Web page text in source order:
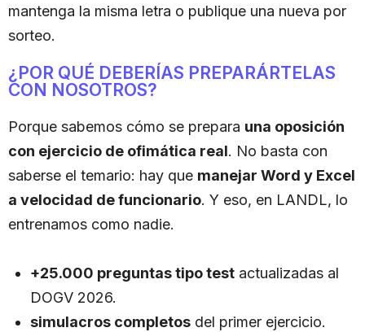
mantenga la misma letra o publique una nueva por
sorteo.
¿POR QUÉ DEBERÍAS PREPARÁRTELAS
CON NOSOTROS?
Porque sabemos cómo se prepara una oposición
con ejercicio de ofimática real. No basta con
saberse el temario: hay que manejar Word y Excel
a velocidad de funcionario. Y eso, en LANDL, lo
entrenamos como nadie.
+25.000 preguntas tipo test actualizadas al
DOGV 2026.
simulacros completos del primer ejercicio.